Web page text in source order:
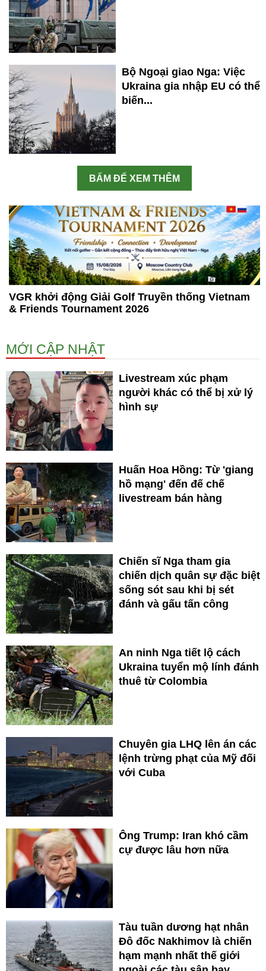
Bộ Ngoại giao Nga: Việc
Ukraina gia nhập EU có thể
biến...
BẤM ĐỂ XEM THÊM
VGR khởi động Giải Golf Truyền thống Vietnam
& Friends Tournament 2026
MỚI CẬP NHẬT
Livestream xúc phạm
người khác có thể bị xử lý
hình sự
Huấn Hoa Hồng: Từ 'giang
hồ mạng' đến đế chế
livestream bán hàng
Chiến sĩ Nga tham gia
chiến dịch quân sự đặc biệt
sống sót sau khi bị sét
đánh và gấu tấn công
An ninh Nga tiết lộ cách
Ukraina tuyển mộ lính đánh
thuê từ Colombia
Chuyên gia LHQ lên án các
lệnh trừng phạt của Mỹ đối
với Cuba
Ông Trump: Iran khó cầm
cự được lâu hơn nữa
Tàu tuần dương hạt nhân
Đô đốc Nakhimov là chiến
hạm mạnh nhất thế giới